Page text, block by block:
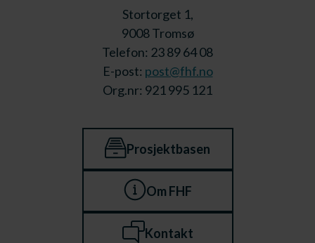
Stortorget 1,
9008 Tromsø
Telefon: 23 89 64 08
E-post: post@fhf.no
Org.nr: 921 995 121
Prosjektbasen
Om FHF
Kontakt